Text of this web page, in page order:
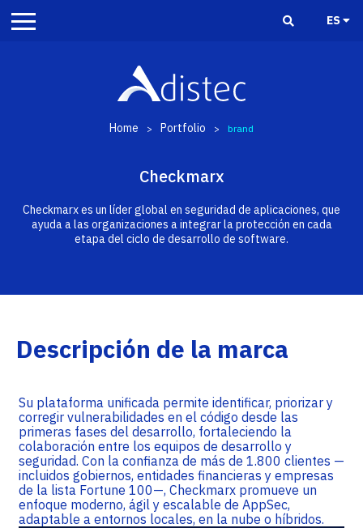
ES
Home > Portfolio > brand
Checkmarx
Checkmarx es un líder global en seguridad de aplicaciones, que
ayuda a las organizaciones a integrar la protección en cada
etapa del ciclo de desarrollo de software.
Descripción de la marca
Su plataforma unificada permite identificar, priorizar y
corregir vulnerabilidades en el código desde las
primeras fases del desarrollo, fortaleciendo la
colaboración entre los equipos de desarrollo y
seguridad. Con la confianza de más de 1.800 clientes —
incluidos gobiernos, entidades financieras y empresas
de la lista Fortune 100—, Checkmarx promueve un
enfoque moderno, ágil y escalable de AppSec,
adaptable a entornos locales, en la nube o híbridos.